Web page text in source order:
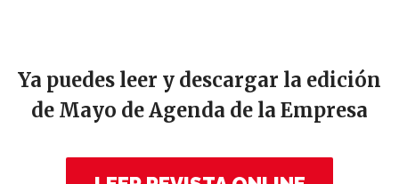
Ya puedes leer y descargar la edición
de Mayo de Agenda de la Empresa